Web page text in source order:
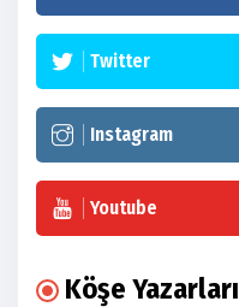
Twitter
Instagram
Youtube
Köşe Yazarları